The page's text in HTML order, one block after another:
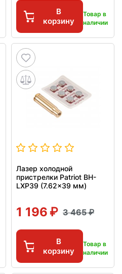
В
корзину
Товар в
наличии
Лазер холодной
пристрелки Patriot BH-
LXP39 (7.62x39 мм)
1 196 3 465
В
корзину
Товар в
наличии